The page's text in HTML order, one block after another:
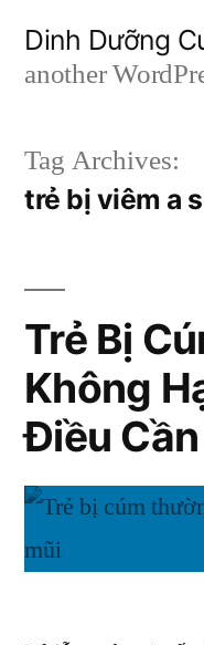
Dinh Dưỡng
another
Tag Archives:
trẻ bị viêm a
Trẻ Bị
Không
Điều